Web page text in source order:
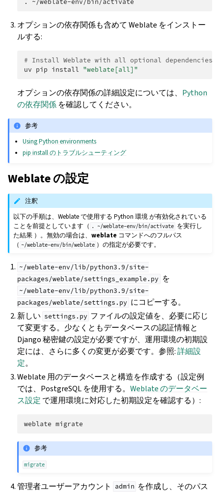
.
オプションの依存関係も含めて Weblate をインストー
ルする:
# Install Weblate with all optional dependencies
uv pip install "weblate[all]"
オプションの依存関係の詳細設定については、 Python
の依存関係 を確認してください。
参考
Using Python environments
pip install のトラブルシューティング
Weblate の設定
注釈
以下の手順は、Weblate で使用する Python 環境 が有効化されている
ことを前提としています（ . ~/weblate-env/bin/activate を実行し
た結果 ）。無効の場合は、weblate コマンドへのフルパス
（ ~/weblate-env/bin/weblate ）の指定が必要です。
~/weblate-env/lib/python3.9/site-
packages/weblate/settings_example.py を
~/weblate-env/lib/python3.9/site-
packages/weblate/settings.py にコピーする。
新しい settings.py ファイルの設定値を、必要に応じ
て変更する。少なくともデータベースの認証情報と
Django 秘密鍵の設定が必要ですが、運用環境の初期設
定には、さらに多くの変更が必要です。参照:詳細設
定。
Weblate 用のデータベースと構造を作成する（設定例
では、PostgreSQL を使用する。Weblate のデータベー
ス設定 で運用環境に対応した初期設定を確認する）:
weblate
参考
migrate
管理者ユーザーアカウント admin を作成し、そのパス